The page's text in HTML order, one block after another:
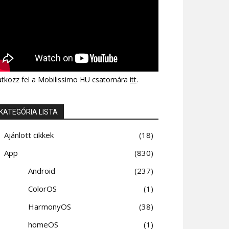
fel a Mobilissimo HU csatornára itt.
KATEGÓRIA LISTA
Ajánlott cikkek
18
App
830
Android
237
ColorOS
1
HarmonyOS
38
homeOS
1